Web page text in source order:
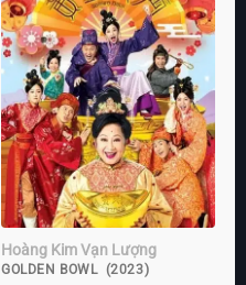
Hoàng Kim Vạn Lượng
GOLDEN BOWL (2023)